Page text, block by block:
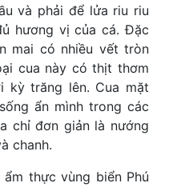
và phải để lửa riu riu
hương vị của cá. Đặc
mai có nhiều vết tròn
cua này có thịt thơm
kỳ trăng lên. Cua mặt
ẩn mình trong các
chỉ đơn giản là nướng
chanh.
thực vùng biển Phú